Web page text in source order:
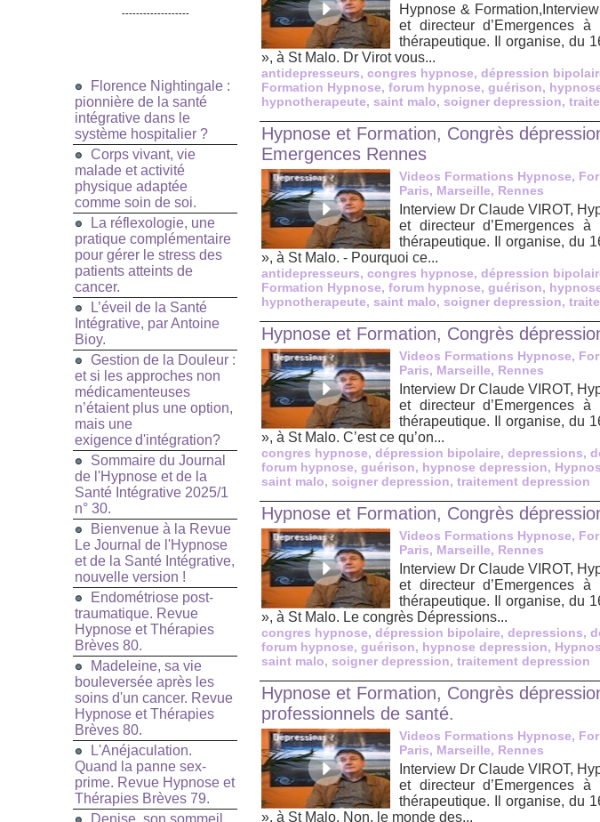
-------------------
Florence Nightingale :
pionnière de la santé
intégrative dans le
système hospitalier ?
Corps vivant, vie
malade et activité
physique adaptée
comme soin de soi.
La réflexologie, une
pratique complémentaire
pour gérer le stress des
patients atteints de
cancer.
L’éveil de la Santé
Intégrative, par Antoine
Bioy.
Gestion de la Douleur :
et si les approches non
médicamenteuses
n’étaient plus une option,
mais une
exigence d'intégration?
Sommaire du Journal
de l'Hypnose et de la
Santé Intégrative 2025/1
n° 30.
Bienvenue à la Revue
Le Journal de l'Hypnose
et de la Santé Intégrative,
nouvelle version !
Endométriose post-
traumatique. Revue
Hypnose et Thérapies
Brèves 80.
Madeleine, sa vie
bouleversée après les
soins d'un cancer. Revue
Hypnose et Thérapies
Brèves 80.
L'Anéjaculation.
Quand la panne sex-
prime. Revue Hypnose et
Thérapies Brèves 79.
Denise, son sommeil
Hypnose &
et directeur d’Emergences
thérapeutique. Il organise, du
», à St Malo. Dr Virot vous...
antidepresseurs, congres hypnose, dépression
Formation Hypnose, forum hypnose, guérison,
hypnotherapeute, saint malo, soigner depression,
Hypnose et Formation, Congrès
Emergences Rennes
Videos Formations Hypnose,
Paris, Marseille, Rennes
Interview Dr Claude VIROT,
et directeur d’Emergences
thérapeutique. Il organise, du
», à St Malo. - Pourquoi ce...
antidepresseurs, congres hypnose, dépression
Formation Hypnose, forum hypnose, guérison,
hypnotherapeute, saint malo, soigner depression,
Hypnose et Formation, Congrès
Videos Formations Hypnose,
Paris, Marseille, Rennes
Interview Dr Claude VIROT,
et directeur d’Emergences
thérapeutique. Il organise, du
», à St Malo. C’est ce qu’on...
congres hypnose, dépression bipolaire, depressions,
forum hypnose, guérison, hypnose depression,
saint malo, soigner depression, traitement depression
Hypnose et Formation, Congrès
Videos Formations Hypnose,
Paris, Marseille, Rennes
Interview Dr Claude VIROT,
et directeur d’Emergences
thérapeutique. Il organise, du
», à St Malo. Le congrès Dépressions...
congres hypnose, dépression bipolaire, depressions,
forum hypnose, guérison, hypnose depression,
saint malo, soigner depression, traitement depression
Hypnose et Formation, Congrès
professionnels de santé.
Videos Formations Hypnose,
Paris, Marseille, Rennes
Interview Dr Claude VIROT,
et directeur d’Emergences
thérapeutique. Il organise, du
», à St Malo. Non, le monde des...